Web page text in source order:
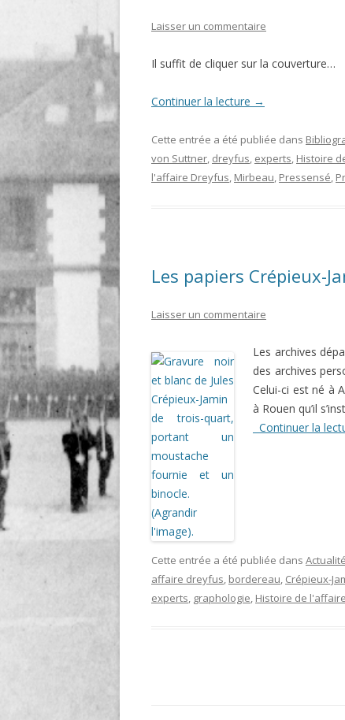
LIGNE
LE MAITRON EN LIGNE
Laisser un commentaire
Il suffit de cliquer sur la couverture…
Continuer la lecture →
Cette entrée a été publiée dans
von Suttner, dreyfus, experts, Histoire
l'affaire Dreyfus, Mirbeau, Pressensé,
Les papiers Crépieux-
Laisser un commentaire
Les archives
des archives
Celui-ci est né à
à Rouen qu’il
Continuer la
Cette entrée a été publiée dans
affaire dreyfus, bordereau, Crépieux-
experts, graphologie, Histoire de l'affaire